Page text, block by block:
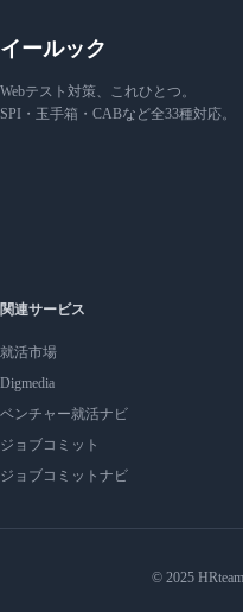
イールック
Webテスト対策、これひとつ。
SPI・玉手箱・CABなど全33種対応。
関連サービス
就活市場
Digmedia
ベンチャー就活ナビ
ジョブコミット
ジョブコミットナビ
© 2025